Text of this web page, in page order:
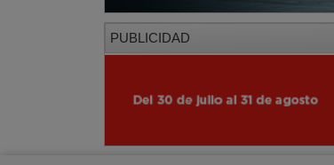
PUBLICIDAD